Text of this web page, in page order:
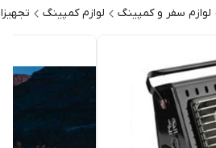
لوازم سفر و کمپینگ لوازم کمپینگ